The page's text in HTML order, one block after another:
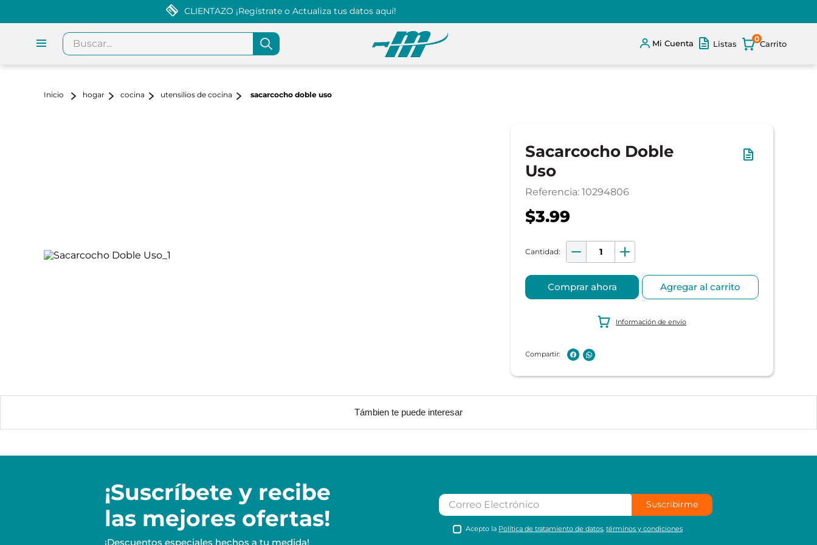
CLIENTAZO ¡Regístrate o Actualiza tus datos aquí!
Buscar...
Mi Cuenta Listas
0
hogar cocina utensilios de cocina sacarcocho doble uso
Sacarcocho Doble
Uso
Referencia: 10294806
$3.99
Comprar ahora Agregar al carrito
Información de envío
Támbien te puede interesar
¡Suscríbete y recibe
las mejores ofertas!
¡Descuentos especiales hechos a tu medida!
Suscribirme
Acepto la Política de tratamiento de datos ,términos y condiciones